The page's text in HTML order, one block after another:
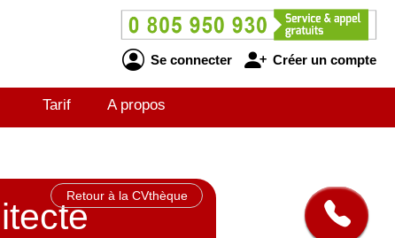
Se connecter Créer un compte
Tarif A propos
Retour à la CVthèque